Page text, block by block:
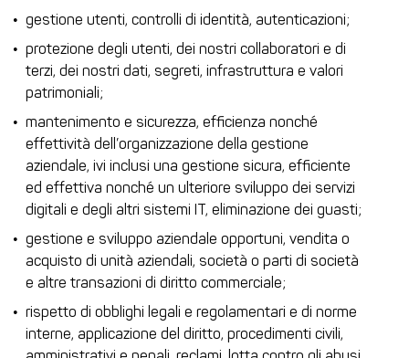
gestione utenti, controlli di identità, autenticazioni;
protezione degli utenti, dei nostri collaboratori e di
terzi, dei nostri dati, segreti, infrastruttura e valori
patrimoniali;
mantenimento e sicurezza, efficienza nonché
effettività dell’organizzazione della gestione
aziendale, ivi inclusi una gestione sicura, efficiente
ed effettiva nonché un ulteriore sviluppo dei servizi
digitali e degli altri sistemi IT, eliminazione dei guasti;
gestione e sviluppo aziendale opportuni, vendita o
acquisto di unità aziendali, società o parti di società
e altre transazioni di diritto commerciale;
rispetto di obblighi legali e regolamentari e di norme
interne, applicazione del diritto, procedimenti civili,